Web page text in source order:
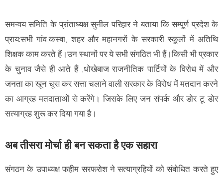
समन्वय समिति के प्रांताध्यक्ष सुनील परिहार ने बताया कि सम्पूर्ण प्रदेश के
प्राय:सभी गांव,कस्बा, शहर और महानगरों के सरकारी स्कूलों में अतिथि
शिक्षक काम करते हैं।उन स्थानों पर ये सभी संगठित भी हैं।किसी भी प्रकार
के चुनाव जैसे ही आते हैं ,धोखेबाज राजनीतिक पार्टियों के विरोध में और
जनता का खून चूस कर सत्ता चलाने वाली सरकार के विरोध में मतदान करने
का आग्रह मतदाताओं से करेंगे। जिसके लिए जन संपर्क और डोर टू डोर
सत्याग्रह शुरू कर दिया गया है।
अब तीसरा मोर्चा ही बन सकता है एक सहारा
संगठन के उपाध्यक्ष फहीम सरफरोश ने सत्याग्रहियों को संबोधित करते हुए